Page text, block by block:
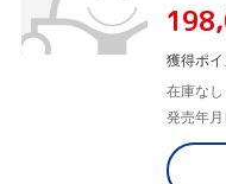
獲得ポ
在庫なし
発売年